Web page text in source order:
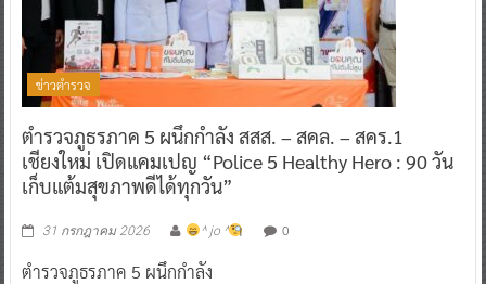
ข่าวตำรวจ
ตำรวจภูธรภาค 5 ผนึกกำลัง สสส. – สคล. – สคร.1
เชียงใหม่ เปิดแคมเปญ “Police 5 Healthy Hero : 90 วัน
เก็บแต้มสุขภาพดีได้ทุกวัน”
31 กรกฎาคม 2026 ^ jo ^ 0
ตำรวจภูธรภาค 5 ผนึกกำลัง